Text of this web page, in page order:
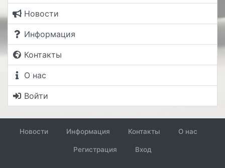
Новости
Информация
Контакты
О нас
Войти
Новости Информация Контакты О нас
Регистрация Вход